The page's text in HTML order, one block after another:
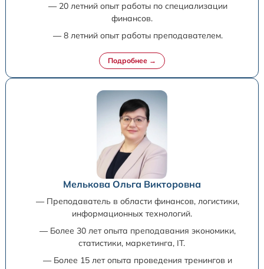
— 20 летний опыт работы по специализации
финансов.
— 8 летний опыт работы преподавателем.
Мелькова Ольга Викторовна
— Преподаватель в области финансов, логистики,
информационных технологий.
— Более 30 лет опыта преподавания экономики,
статистики, маркетинга, IT.
— Более 15 лет опыта проведения тренингов и